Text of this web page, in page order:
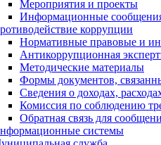
Мероприятия и проекты
Информационные
коррупции
Нормативные правовые и
Антикоррупционная
Методические материалы
Формы документов,
Сведения о доходах,
Комиссия по соблюдению
Обратная связь для
системы